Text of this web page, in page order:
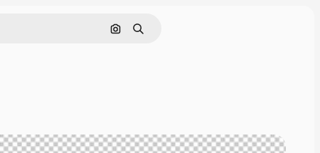
Pesquisar por imagem
Buscar